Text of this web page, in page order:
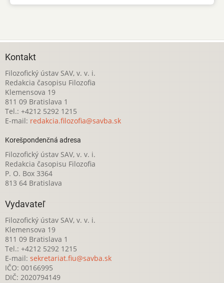
Kontakt
Filozofický ústav SAV, v. v. i.
Redakcia časopisu Filozofia
Klemensova 19
811 09 Bratislava 1
Tel.: +4212 5292 1215
E-mail: redakcia.filozofia@savba.sk
Korešpondenčná adresa
Filozofický ústav SAV, v. v. i.
Redakcia časopisu Filozofia
P. O. Box 3364
813 64 Bratislava
Vydavateľ
Filozofický ústav SAV, v. v. i.
Klemensova 19
811 09 Bratislava 1
Tel.: +4212 5292 1215
E-mail: sekretariat.fiu@savba.sk
IČO: 00166995
DIČ: 2020794149